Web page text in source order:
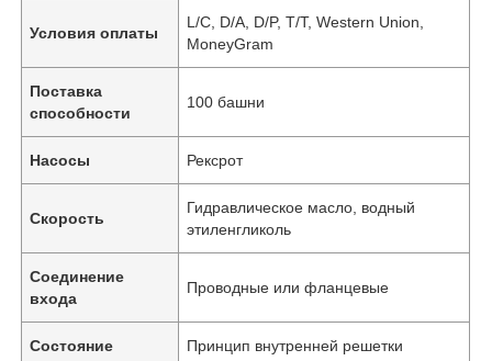
Условия оплаты
L/C, D/A, D/P, T/T, Western Union,
MoneyGram
Поставка
способности
100 башни
Насосы Рексрот
Скорость
Гидравлическое масло, водный
этиленгликоль
Соединение
входа
Проводные или фланцевые
Состояние Принцип внутренней решетки